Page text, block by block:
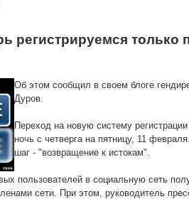
регистрируемся только
Об этом сообщил в своем блоге
Дуров.
Переход на новую систему
ночь с четверга на пятницу, 11
шаг - "возвращение к истокам".
пользователей в социальную сеть
сети. При этом, руководитель